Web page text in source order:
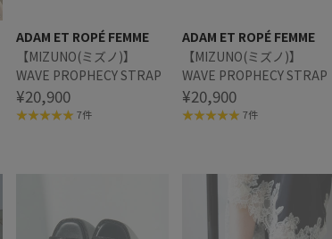
ADAM ET ROPÉ FEMME
【MIZUNO(ミズノ)】
WAVE PROPHECY STRAP
¥20,900
7件
ADAM ET ROPÉ FEMME
【MIZUNO(ミズノ)】
WAVE PROPHECY STRAP
¥20,900
7件